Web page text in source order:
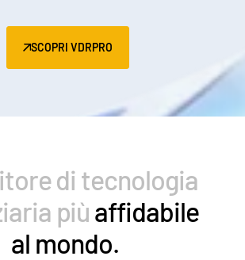
SCOPRI VDRPRO
di tecnologia
piùaffidabile
al mondo.